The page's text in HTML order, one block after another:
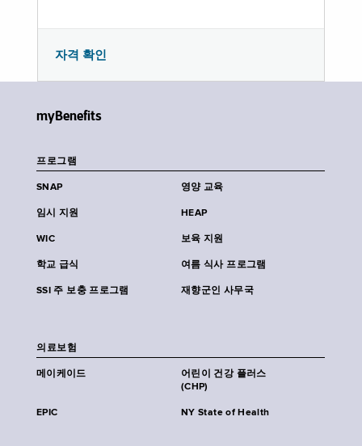
자격 확인
myBenefits
프로그램
SNAP 영양 교육
임시 지원 HEAP
WIC 보육 지원
학교 급식 여름 식사 프로그램
SSI 주 보충 프로그램 재향군인 사무국
의료보험
메이케이드
어린이 건강 플러스
(CHP)
EPIC NY State of Health